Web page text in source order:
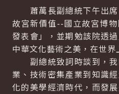
蕭萬長副總統下午出席
故宮新價值--國立故宮博
發表會」，並期勉該院透
中華文化藝術之美，在世界
副總統致詞時談到，我
業、技術密集產業到知識
化的美學經濟時代，而發